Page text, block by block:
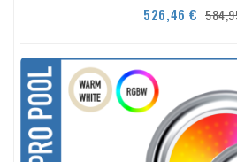
526,46 € Precio